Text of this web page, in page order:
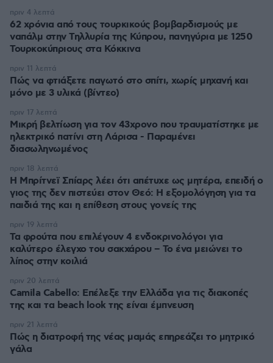
62 χρόνια από τους τουρκικούς βομβαρδισμούς με
ναπάλμ στην Τηλλυρία της Κύπρου, πανηγύρια με 1250
Τουρκοκύπριους στα Κόκκινα
πριν 4 λεπτά
Πώς να φτιάξετε παγωτό στο σπίτι, χωρίς μηχανή και
μόνο με 3 υλικά (βίντεο)
πριν 11 λεπτά
Μικρή βελτίωση για τον 43χρονο που τραυματίστηκε με
ηλεκτρικό πατίνι στη Λάρισα - Παραμένει
διασωληνωμένος
πριν 17 λεπτά
Η Μπρίτνεϊ Σπίαρς λέει ότι απέτυχε ως μητέρα, επειδή ο
γιος της δεν πιστεύει στον Θεό: Η εξομολόγηση για τα
παιδιά της και η επίθεση στους γονείς της
πριν 18 λεπτά
Τα φρούτα που επιλέγουν 4 ενδοκρινολόγοι για
καλύτερο έλεγχο του σακχάρου – Το ένα μειώνει το
λίπος στην κοιλιά
πριν 19 λεπτά
Camila Cabello: Επέλεξε την Ελλάδα για τις διακοπές
της και τα beach look της είναι έμπνευση
πριν 20 λεπτά
Πώς η διατροφή της νέας μαμάς επηρεάζει το μητρικό
γάλα
πριν 21 λεπτά